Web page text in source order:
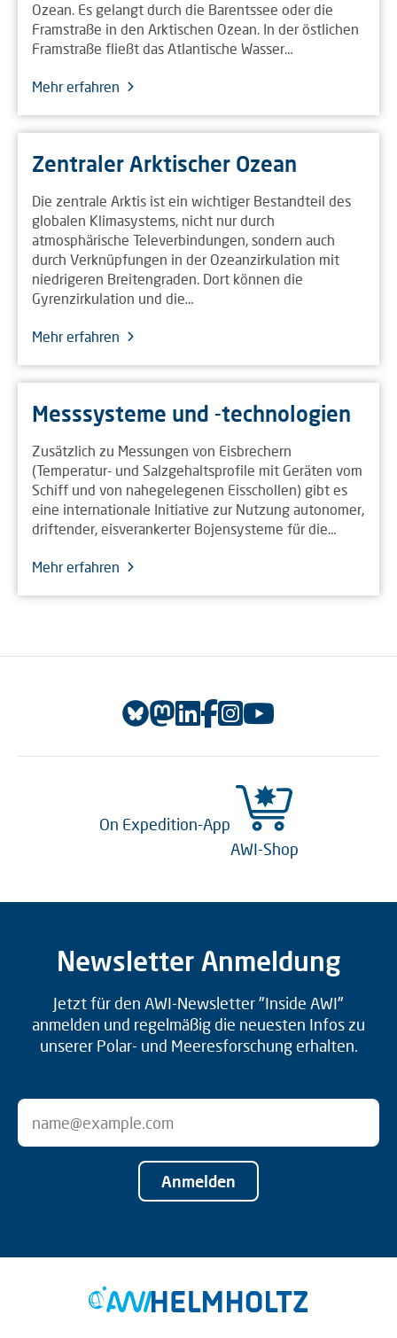
Ozean. Es gelangt durch die Barentssee oder die
Framstraße in den Arktischen Ozean. In der östlichen
Framstraße fließt das Atlantische Wasser…
Mehr erfahren
Zentraler Arktischer Ozean
Die zentrale Arktis ist ein wichtiger Bestandteil des
globalen Klimasystems, nicht nur durch
atmosphärische Televerbindungen, sondern auch
durch Verknüpfungen in der Ozeanzirkulation mit
niedrigeren Breitengraden. Dort können die
Gyrenzirkulation und die…
Mehr erfahren
Messsysteme und -technologien
Zusätzlich zu Messungen von Eisbrechern
(Temperatur- und Salzgehaltsprofile mit Geräten vom
Schiff und von nahegelegenen Eisschollen) gibt es
eine internationale Initiative zur Nutzung autonomer,
driftender, eisverankerter Bojensysteme für die…
Mehr erfahren
On Expedition-App
AWI-Shop
Newsletter Anmeldung
Jetzt für den AWI-Newsletter "Inside AWI"
anmelden und regelmäßig die neuesten Infos zu
unserer Polar- und Meeresforschung erhalten.
Anmelden